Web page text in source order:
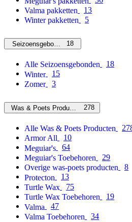
Valma pakketten
13
Winter pakketten
5
Seizoensgebonden18
Alle Seizoensgebonden
18
Winter
15
Zomer
3
Was & Poets Producten 278
Alle Was & Poets Producten
Armor All
10
Meguiar's
64
Meguiar's Toebehoren
29
Overige was-poets producten
8
Protecton
13
Turtle Wax
75
Turtle Wax Toebehoren
19
Valma
47
Valma Toebehoren
34